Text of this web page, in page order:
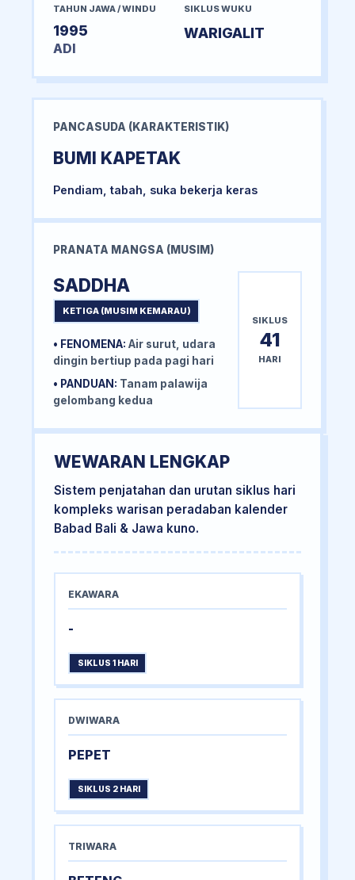
TAHUN JAWA / WINDU
1995
ADI
SIKLUS WUKU
WARIGALIT
PANCASUDA (KARAKTERISTIK)
BUMI KAPETAK
Pendiam, tabah, suka bekerja keras
PRANATA MANGSA (MUSIM)
SADDHA
KETIGA (MUSIM KEMARAU)
• FENOMENA: Air surut, udara
dingin bertiup pada pagi hari
• PANDUAN: Tanam palawija
gelombang kedua
SIKLUS
41
HARI
WEWARAN LENGKAP
Sistem penjatahan dan urutan siklus hari
kompleks warisan peradaban kalender
Babad Bali & Jawa kuno.
EKAWARA
-
SIKLUS 1 HARI
DWIWARA
PEPET
SIKLUS 2 HARI
TRIWARA